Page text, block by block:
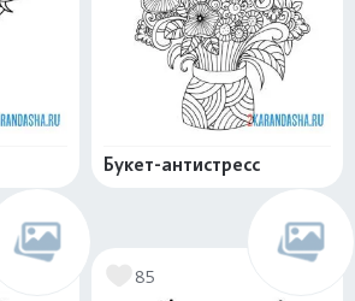
Букет-антистресс
85